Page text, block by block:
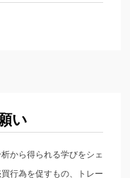
い
から得られる学びをシェ
行為を促すもの、トレー